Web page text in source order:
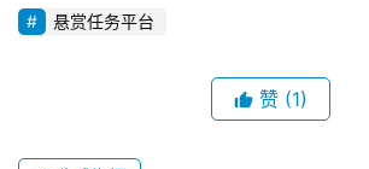
悬赏任务平台
赞 (1)